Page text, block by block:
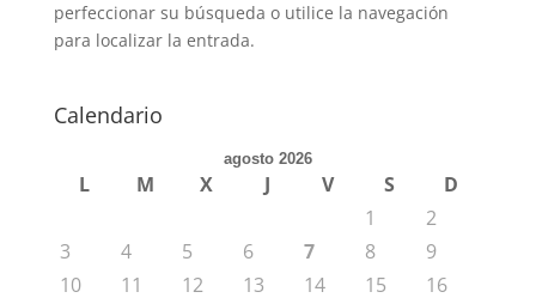
perfeccionar su búsqueda o utilice la navegación
para localizar la entrada.
Calendario
agosto 2026
L M X J V S
D
1
2
3
4 5 6 7 8
9
10
11 12 13 14 15
16